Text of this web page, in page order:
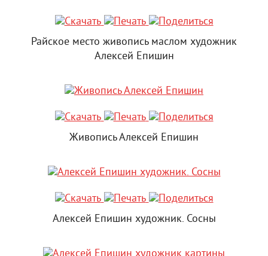
Райское место живопись маслом художник
Алексей Епишин
Живопись Алексей Епишин
Алексей Епишин художник. Сосны